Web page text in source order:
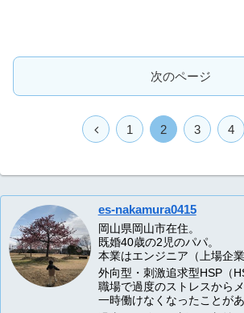
次のページ
1 2 3 4
es-nakamura0415
岡山県岡山市在住。
既婚40歳の2児のパパ。
本業はエンジニア（上場企業
外向型・刺激追求型HSP（
職場で過度のストレスから
一時働けなくなったことが